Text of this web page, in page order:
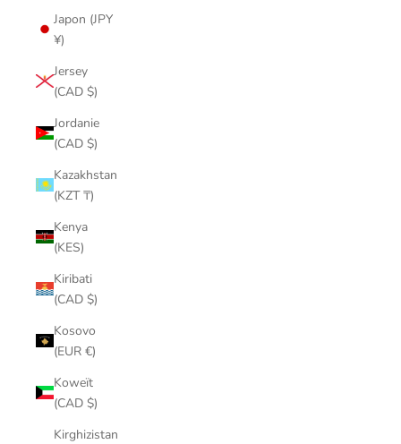
Japon (JPY
¥)
Jersey
(CAD $)
Jordanie
(CAD $)
Kazakhstan
(KZT ₸)
Kenya
(KES)
Kiribati
(CAD $)
Kosovo
(EUR €)
Koweït
(CAD $)
Kirghizistan